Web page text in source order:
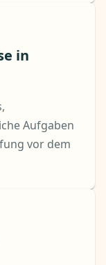
in
Aufgaben
vor dem